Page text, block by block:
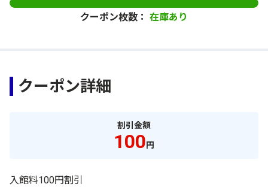
クーポン枚数： 在庫あり
クーポン詳細
割引金額
100円
入館料100円割引